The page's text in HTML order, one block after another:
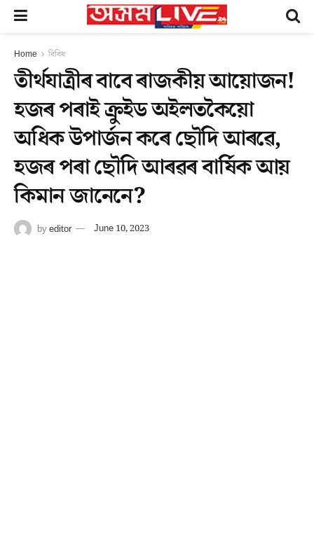
Home বিবিধ
তীৰ্থযাত্ৰীৰ বাবে ৰাজকীয় আয়োজন!
হজৰ পৰাই ক্ৰুইড অইলতকৈয়ো
অধিক উপাৰ্জন কৰে ছৌদি আৰৱে,
হজৰ পৰা ছৌদি আৰৱৰ বাৰ্ষিক আয়
কিমান জানেনে?
byeditor June 10, 2023